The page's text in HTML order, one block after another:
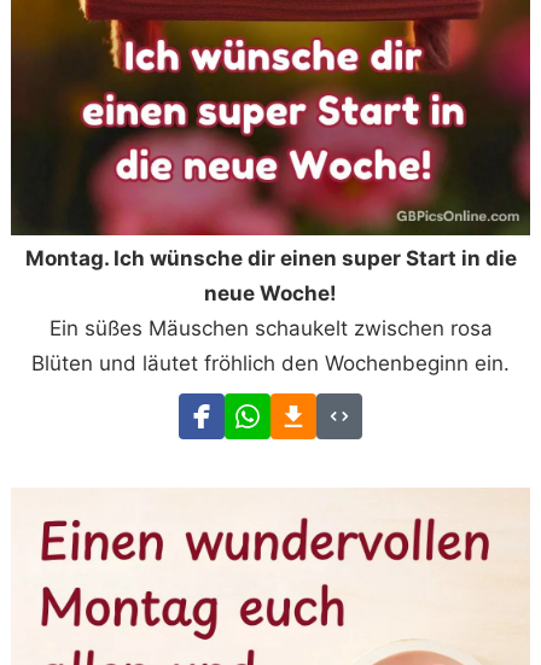
Montag. Ich wünsche dir einen super Start in die
neue Woche!
Ein süßes Mäuschen schaukelt zwischen rosa
Blüten und läutet fröhlich den Wochenbeginn ein.